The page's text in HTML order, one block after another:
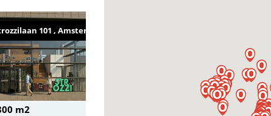
101 , Amsterdam
m2